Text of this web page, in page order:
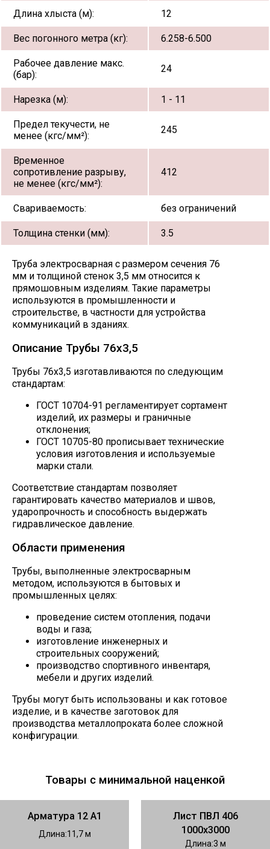
Длина хлыста (м): 12
Вес погонного метра (кг): 6.258-6.500
Рабочее давление макс.
(бар):
24
Нарезка (м): 1 - 11
Предел текучести, не
менее (кгс/мм²):
245
Временное
сопротивление разрыву,
не менее (кгс/мм²):
412
Свариваемость: без ограничений
Толщина стенки (мм): 3.5
Труба электросварная с размером сечения 76
мм и толщиной стенок 3,5 мм относится к
прямошовным изделиям. Такие параметры
используются в промышленности и
строительстве, в частности для устройства
коммуникаций в зданиях.
Описание Трубы 76х3,5
Трубы 76х3,5 изготавливаются по следующим
стандартам:
ГОСТ 10704-91 регламентирует сортамент
изделий, их размеры и граничные
отклонения;
ГОСТ 10705-80 прописывает технические
условия изготовления и используемые
марки стали.
Соответствие стандартам позволяет
гарантировать качество материалов и швов,
ударопрочность и способность выдержать
гидравлическое давление.
Области применения
Трубы, выполненные электросварным
методом, используются в бытовых и
промышленных целях:
проведение систем отопления, подачи
воды и газа;
изготовление инженерных и
строительных сооружений;
производство спортивного инвентаря,
мебели и других изделий.
Трубы могут быть использованы и как готовое
изделие, и в качестве заготовок для
производства металлопроката более сложной
конфигурации.
Товары с минимальной наценкой
Арматура 12 А1
Длина 11,7
Лист ПВЛ 406
1000х3000
Длина 3